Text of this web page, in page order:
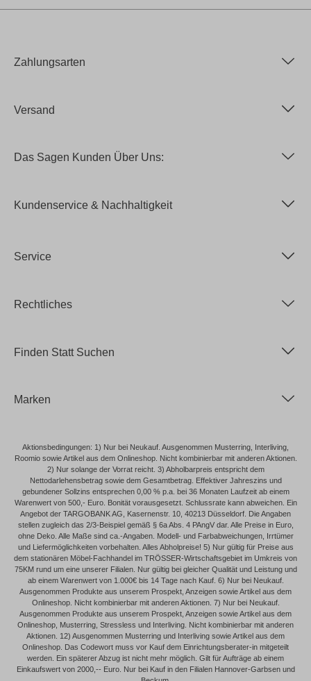
Zahlungsarten
Versand
Das Sagen Kunden Über Uns:
Kundenservice & Nachhaltigkeit
Service
Rechtliches
Finden Statt Suchen
Marken
Aktionsbedingungen: 1) Nur bei Neukauf. Ausgenommen Musterring, Interliving,
Roomio sowie Artikel aus dem Onlineshop. Nicht kombinierbar mit anderen Aktionen.
2) Nur solange der Vorrat reicht. 3) Abholbarpreis entspricht dem
Nettodarlehensbetrag sowie dem Gesamtbetrag. Effektiver Jahreszins und
gebundener Sollzins entsprechen 0,00 % p.a. bei 36 Monaten Laufzeit ab einem
Warenwert von 500,- Euro. Bonität vorausgesetzt. Schlussrate kann abweichen. Ein
Angebot der TARGOBANK AG, Kasernenstr. 10, 40213 Düsseldorf. Die Angaben
stellen zugleich das 2/3-Beispiel gemäß § 6a Abs. 4 PAngV dar. Alle Preise in Euro,
ohne Deko. Alle Maße sind ca.-Angaben. Modell- und Farbabweichungen, Irrtümer
und Liefermöglichkeiten vorbehalten. Alles Abholpreise! 5) Nur gültig für Preise aus
dem stationären Möbel-Fachhandel im TRÖSSER-Wirtschaftsgebiet im Umkreis von
75KM rund um eine unserer Filialen. Nur gültig bei gleicher Qualität und Leistung und
ab einem Warenwert von 1.000€ bis 14 Tage nach Kauf. 6) Nur bei Neukauf.
Ausgenommen Produkte aus unserem Prospekt, Anzeigen sowie Artikel aus dem
Onlineshop. Nicht kombinierbar mit anderen Aktionen. 7) Nur bei Neukauf.
Ausgenommen Produkte aus unserem Prospekt, Anzeigen sowie Artikel aus dem
Onlineshop, Musterring, Stressless und Interliving. Nicht kombinierbar mit anderen
Aktionen. 12) Ausgenommen Musterring und Interliving sowie Artikel aus dem
Onlineshop. Das Codewort muss vor Kauf dem Einrichtungsberater-in mitgeteilt
werden. Ein späterer Abzug ist nicht mehr möglich. Gilt für Aufträge ab einem
Einkaufswert von 2000,-- Euro. Nur bei Kauf in den Filialen Hannover-Garbsen und